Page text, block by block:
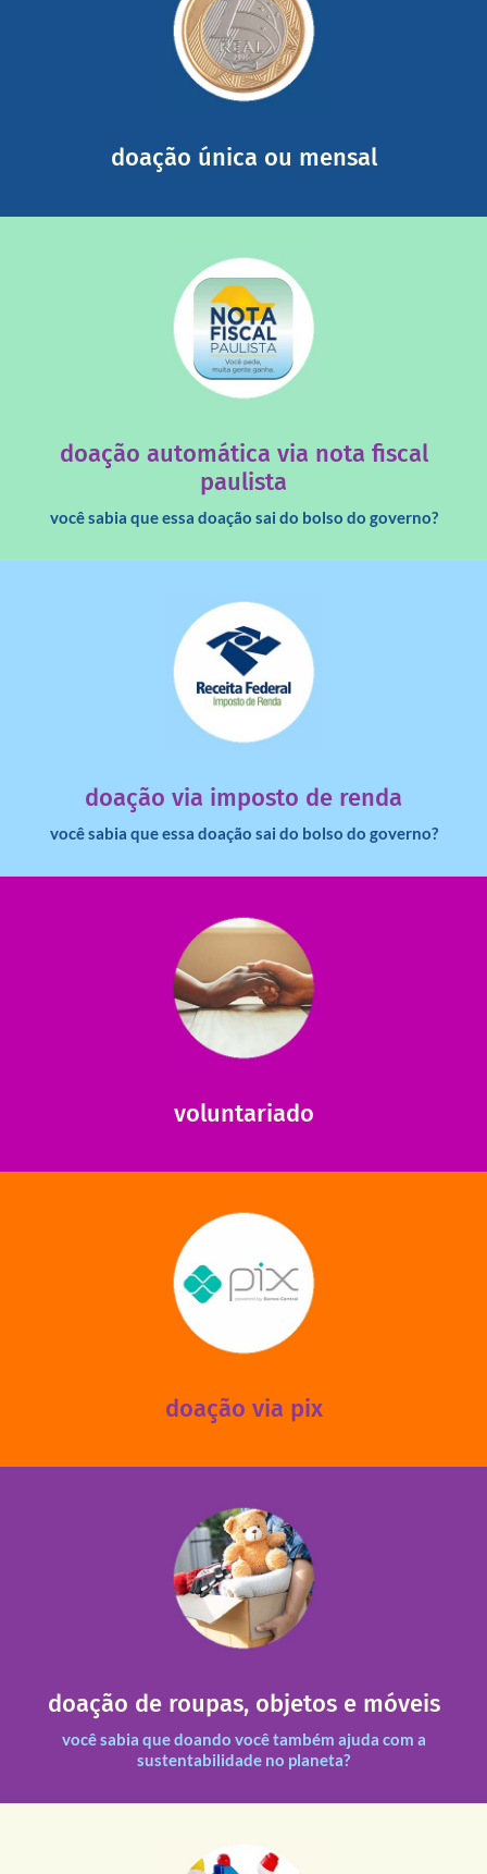
doação única ou mensal
mail mostrando tudo o que fizemos com a sua ajuda
somada a de outras pessoas.
saiba mais
doação automática via nota fiscal
paulista
você sabia que essa doação sai do bolso do governo?
saiba mais
doação via imposto de renda
você sabia que essa doação sai do bolso do governo?
dinheiro deixa de ir para o governo?
saiba mais
voluntariado
ajudar com certos assuntos. Entre em contato conosco e
saiba como nos ajudar.
saiba mais
doação via pix
via PIX? Elas também são muito importantes para
mantermos nossas unidades em funcionamento!
saiba mais
doação de roupas, objetos e móveis
você sabia que doando você também ajuda com a
sustentabilidade no planeta?
entre nossas unidades assim como outras instituições
Você pode doar esses itens na Rua Belmonte, 547 – Vila
Leopoldina – De segunda a sexta, das 8h30 às 11h30 e
das 13h30 às 17h30 (sextas até às 16h30).
fale conosco